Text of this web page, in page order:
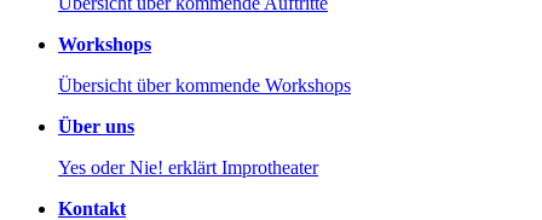
Workshops
Übersicht über kommende Workshops
Über uns
Yes oder Nie! erklärt Improtheater
Kontakt